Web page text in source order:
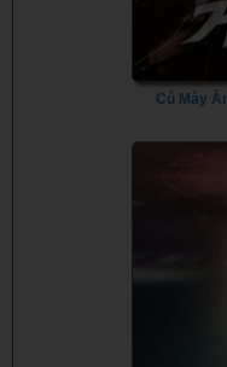
Cú Máy